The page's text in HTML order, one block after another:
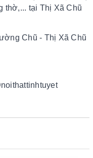
thờ,... tại Thị Xã Chũ
Chũ - Thị Xã Chũ